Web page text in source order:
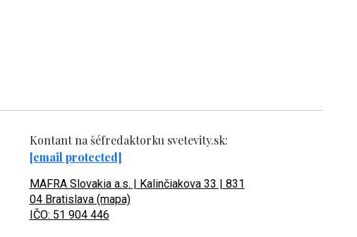
Kontant na šéfredaktorku svetevity.sk:
[email protected]
MAFRA Slovakia a.s. | Kalinčiakova 33 | 831
04 Bratislava (mapa)
IČO: 51 904 446